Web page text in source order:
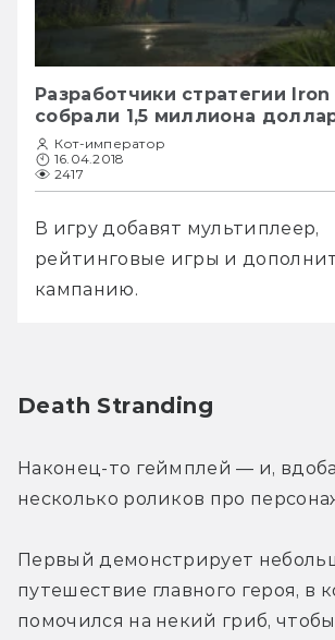
Разработчики стратегии
собрали 1,5 миллиона
Кот-император
16.04.2018
2417
В игру добавят мультиплеер,
рейтинговые игры и
кампанию.
Death Stranding
Наконец-то геймплей — и,
несколько роликов про
Первый демонстрирует
путешествие главного героя, в
помочился на некий гриб,